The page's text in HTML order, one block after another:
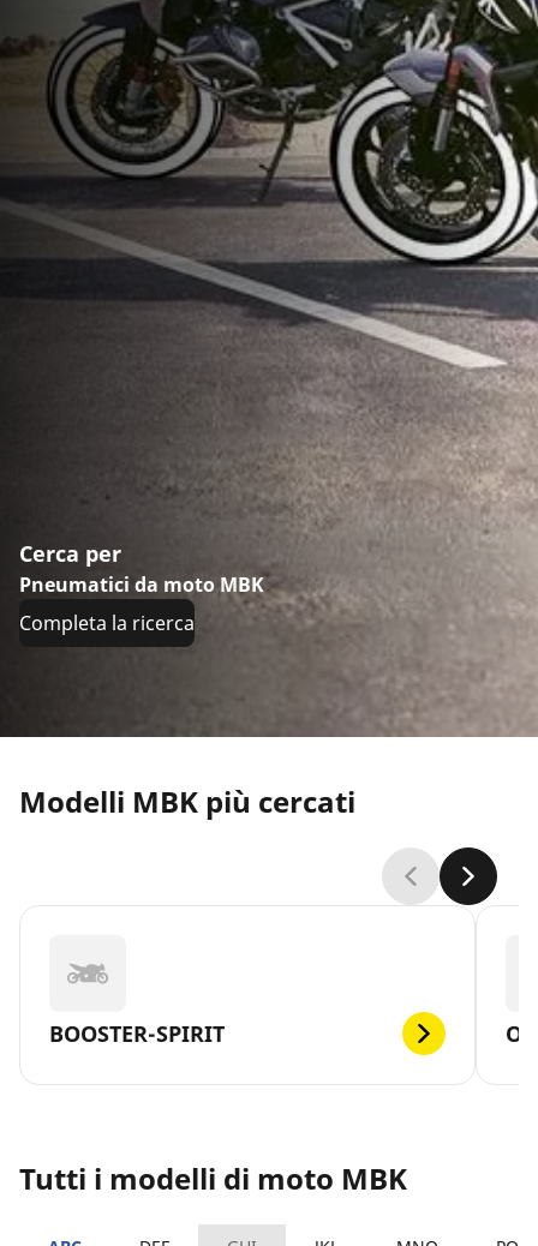
Cerca per
Pneumatici da moto MBK
Completa la ricerca
Modelli MBK più cercati
BOOSTER-SPIRIT
Tutti i modelli di moto MBK